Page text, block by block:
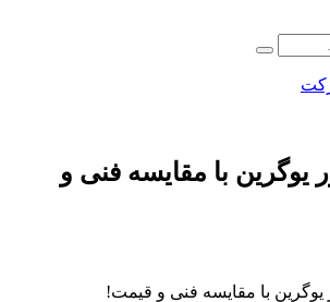
یوگرین با مقایسه فنی و